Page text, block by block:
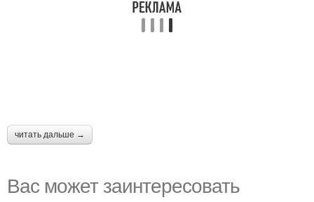
читать дальше →
Вас может заинтересовать